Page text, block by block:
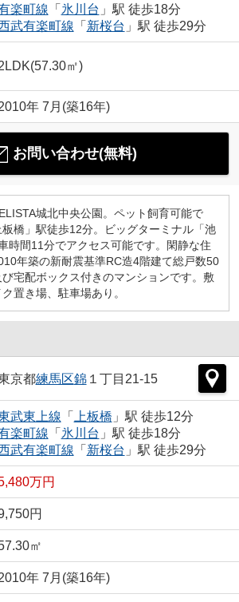
楽町線 「 氷川台 」駅 徒歩18分
武有楽町線 「 新桜台 」駅 徒歩29分
㎡)
年 7月(築16年)
お問い合わせ(無料)
城北中央公園。ペット飼育可能で
橋」駅徒歩12分。ビッグターミナル「池
時間11分でアクセス可能です。閑静な住
年築の新耐震基準RC造4階建て総戸数50
宅配ボックス付きのマンションです。敷
置き場、駐車場あり。
京都練馬区錦１丁目21-15
武東上線 「 上板橋 」駅 徒歩12分
楽町線 「 氷川台 」駅 徒歩18分
武有楽町線 「 新桜台 」駅 徒歩29分
万円
円
㎡
年 7月(築16年)